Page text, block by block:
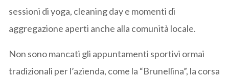
sessioni di yoga, cleaning day e momenti di
aggregazione aperti anche alla comunità locale.
Non sono mancati gli appuntamenti sportivi ormai
tradizionali per l’azienda, come la “Brunellina”, la corsa